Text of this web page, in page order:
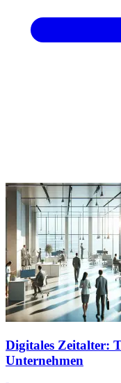
Digitales Zeitalter:
Unternehmen